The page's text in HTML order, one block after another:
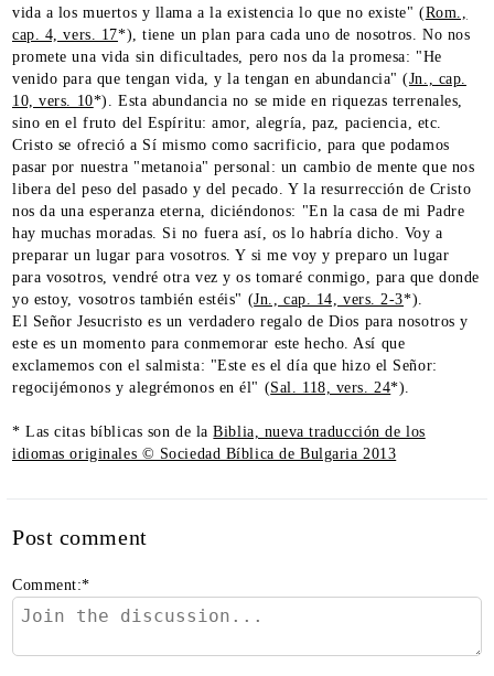
vida a los muertos y llama a la existencia lo que no existe" (Rom.,
cap. 4, vers. 17*), tiene un plan para cada uno de nosotros. No nos
promete una vida sin dificultades, pero nos da la promesa: "He
venido para que tengan vida, y la tengan en abundancia" (Jn., cap.
10, vers. 10*). Esta abundancia no se mide en riquezas terrenales,
sino en el fruto del Espíritu: amor, alegría, paz, paciencia, etc.
Cristo se ofreció a Sí mismo como sacrificio, para que podamos
pasar por nuestra "metanoia" personal: un cambio de mente que nos
libera del peso del pasado y del pecado. Y la resurrección de Cristo
nos da una esperanza eterna, diciéndonos: "En la casa de mi Padre
hay muchas moradas. Si no fuera así, os lo habría dicho. Voy a
preparar un lugar para vosotros. Y si me voy y preparo un lugar
para vosotros, vendré otra vez y os tomaré conmigo, para que donde
yo estoy, vosotros también estéis" (Jn., cap. 14, vers. 2-3*).
El Señor Jesucristo es un verdadero regalo de Dios para nosotros y
este es un momento para conmemorar este hecho. Así que
exclamemos con el salmista: "Este es el día que hizo el Señor:
regocijémonos y alegrémonos en él" (Sal. 118, vers. 24*).
* Las citas bíblicas son de laBiblia, nueva traducción de los
idiomas originales © Sociedad Bíblica de Bulgaria 2013
Post comment
Comment:*